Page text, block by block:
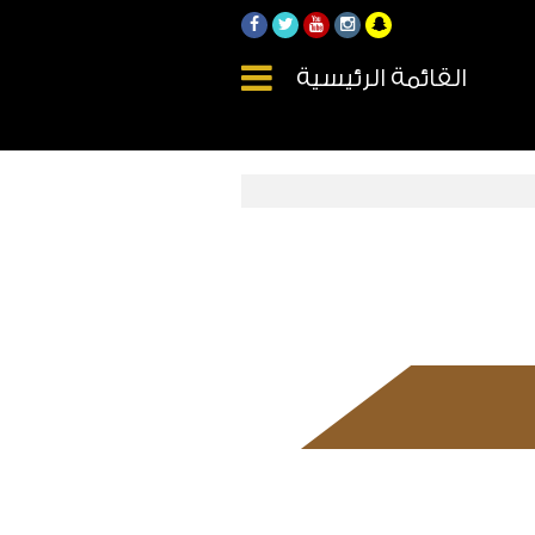
القائمة الرئيسية